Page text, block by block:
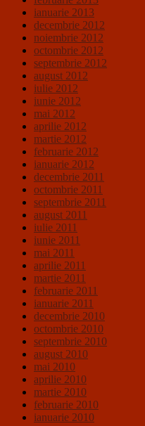
ianuarie 2013
decembrie 2012
noiembrie 2012
octombrie 2012
septembrie 2012
august 2012
iulie 2012
iunie 2012
mai 2012
aprilie 2012
martie 2012
februarie 2012
ianuarie 2012
decembrie 2011
octombrie 2011
septembrie 2011
august 2011
iulie 2011
iunie 2011
mai 2011
aprilie 2011
martie 2011
februarie 2011
ianuarie 2011
decembrie 2010
octombrie 2010
septembrie 2010
august 2010
mai 2010
aprilie 2010
martie 2010
februarie 2010
ianuarie 2010